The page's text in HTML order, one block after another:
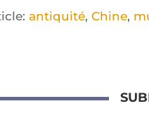
antiquité,Chine,